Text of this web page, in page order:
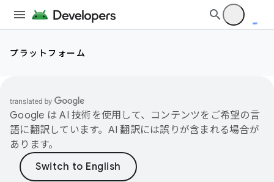
プラットフォーム
Google は AI 技術を使用して、コンテンツをご希望の言
語に翻訳しています。AI 翻訳には誤りが含まれる場合が
あります。